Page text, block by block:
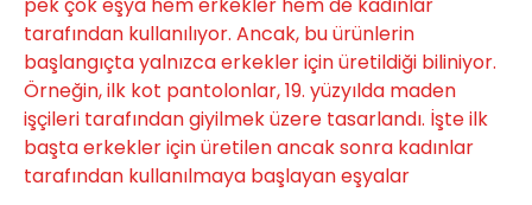
tarafından kullanılıyor. Ancak, bu ürünlerin
başlangıçta yalnızca erkekler için üretildiği biliniyor.
Örneğin, ilk kot pantolonlar, 19. yüzyılda maden
işçileri tarafından giyilmek üzere tasarlandı. İşte ilk
başta erkekler için üretilen ancak sonra kadınlar
tarafından kullanılmaya başlayan eşyalar